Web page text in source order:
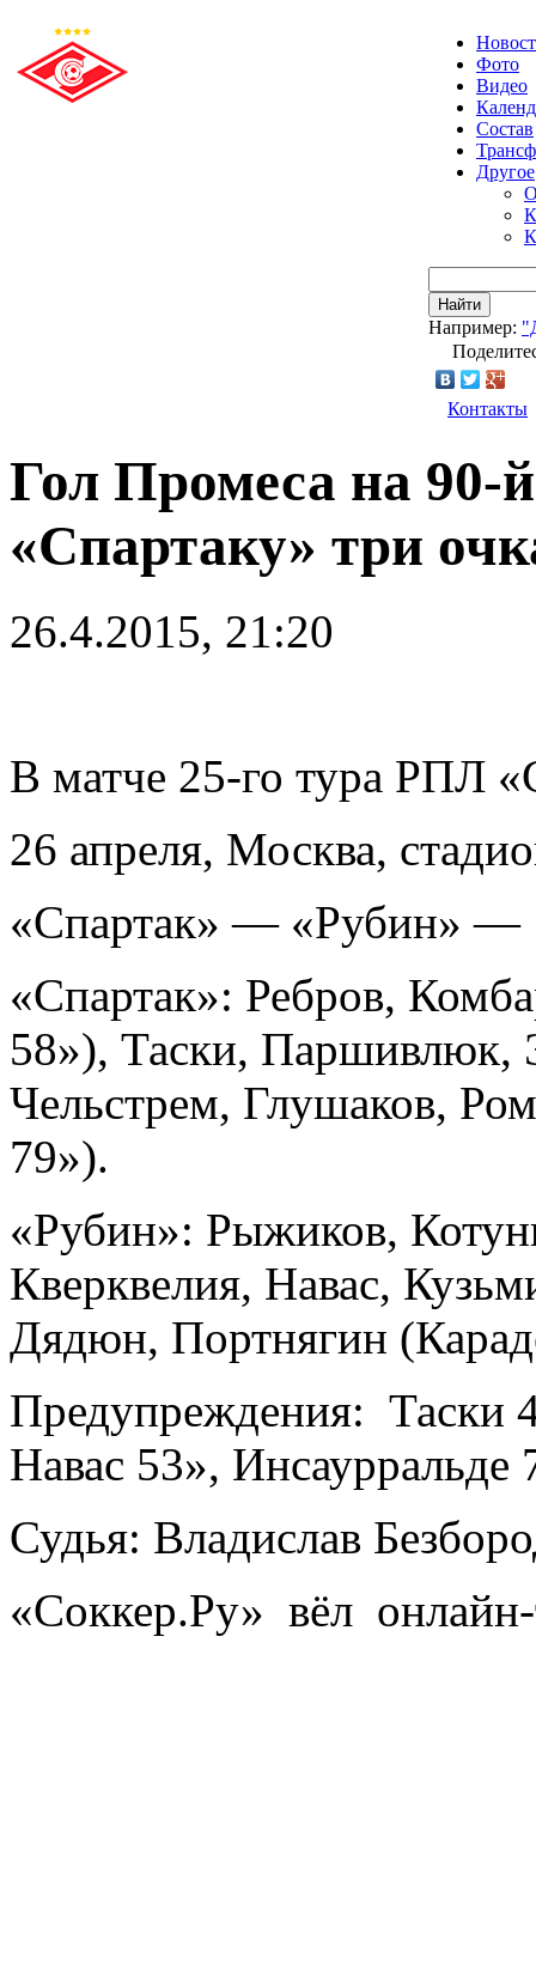
Фото
Видео
Состав
Другое
Найти
Например:
Контакты
Гол Промеса на 90-
«Спартаку» три
26.4.2015, 21:20
В матче 25-го тура РПЛ
26 апреля, Москва,
«Спартак» — «Рубин» —
«Спартак»: Ребров,
58»), Таски, Паршивлюк,
Чельстрем, Глушаков,
79»).
«Рубин»: Рыжиков,
Кверквелия, Навас,
Дядюн, Портнягин
Предупреждения: Таски
Навас 53»,
Судья: Владислав
«Соккер.Ру» вёл